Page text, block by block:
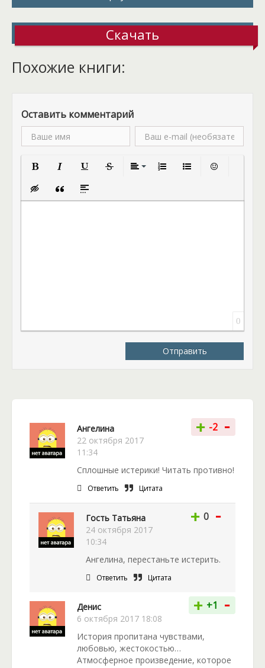
развлечений, сафари.
потому, что сумел поймать поднос, выбитый из рук
официанта. Так ведьмы опознали в нем Ловца
Заставу от гибели.
Скачать
Похожие книги:
Оставить комментарий
Полужирный Подчеркнутый
Вставка скрытого текста
Вставка цитаты
Вставка спойлера
0
Отправить
Ангелина
22 октября 2017
11:34
+ -2 -
Сплошные истерики! Читать противно!
Ответить Цитата
Гость Татьяна
24 октября 2017
10:34
+ 0 -
Ангелина, перестаньте истерить.
Ответить Цитата
Денис
6 октября 2017 18:08
+ +1 -
История пропитана чувствами,
любовью, жестокостью…
Атмосферное произведение, которое